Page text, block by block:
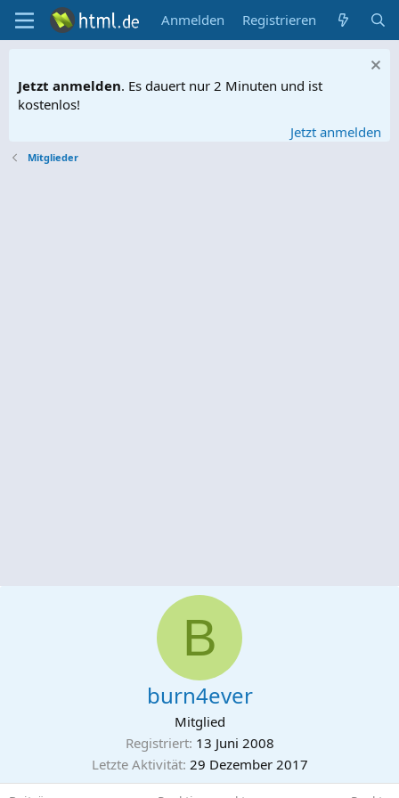
Anmelden Registrieren
Jetzt anmelden. Es dauert nur 2 Minuten und ist
kostenlos!
Jetzt anmelden
Mitglieder
B
burn4ever
Mitglied
Registriert 13 Juni 2008
Letzte Aktivität 29 Dezember 2017